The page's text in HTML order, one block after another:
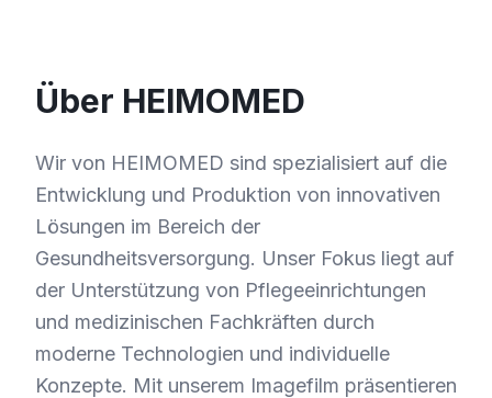
Über HEIMOMED
Wir von HEIMOMED sind spezialisiert auf die
Entwicklung und Produktion von innovativen
Lösungen im Bereich der
Gesundheitsversorgung. Unser Fokus liegt auf
der Unterstützung von Pflegeeinrichtungen
und medizinischen Fachkräften durch
moderne Technologien und individuelle
Konzepte. Mit unserem Imagefilm präsentieren